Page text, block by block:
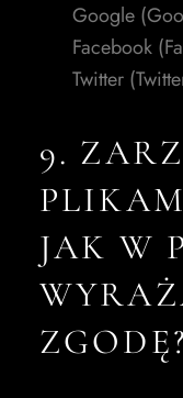
Google
Facebook
Twitter
9.
JAK W
ZGODĘ?